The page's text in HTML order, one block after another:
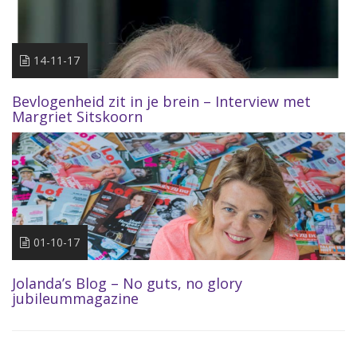
14-11-17
Bevlogenheid zit in je brein – Interview met
Margriet Sitskoorn
01-10-17
Jolanda’s Blog – No guts, no glory
jubileummagazine